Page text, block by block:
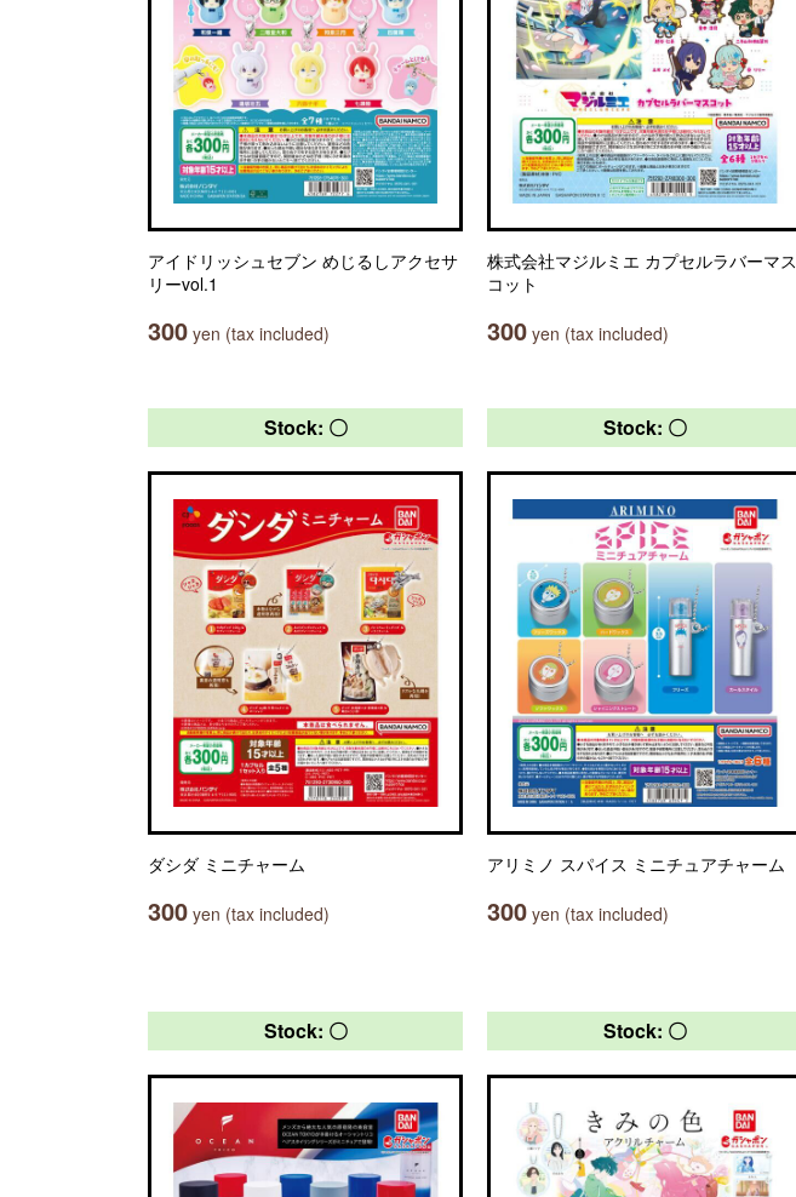
アイドリッシュセブン めじるしアクセサ
リーvol.1
300 yen (tax included)
株式会社マジルミエ カプセルラバーマス
コット
300 yen (tax included)
Stock: 〇
ダシダ ミニチャーム
300 yen (tax included)
Stock: 〇
アリミノ スパイス ミニチュアチャーム
300 yen (tax included)
Stock: 〇 Stock: 〇